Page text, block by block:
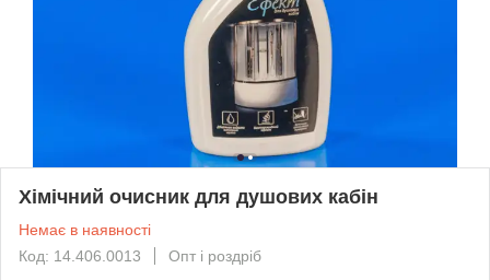
Хімічний очисник для душових кабін
Немає в наявності
Код: 14.406.0013
Опт і роздріб